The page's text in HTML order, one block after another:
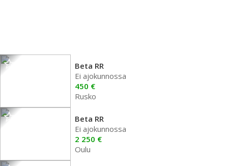
Beta RR
Ei ajokunnossa
450 €
Rusko
Beta RR
Ei ajokunnossa
2 250 €
Oulu